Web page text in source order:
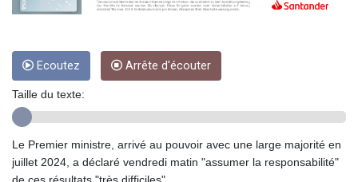
GHS 13.526832
GNF
10123.874202
HNL 30.895616
HRK 7.536622
Ecoutez Arrête d'écouter
Taille du texte:
Le Premier ministre, arrivé au pouvoir avec une large majorité en
juillet 2024, a déclaré vendredi matin "assumer la responsabilité"